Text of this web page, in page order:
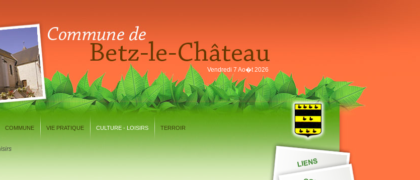
Vendredi 7 Ao�t 2026
COMMUNE VIE PRATIQUE CULTURE - LOISIRS TERROIR